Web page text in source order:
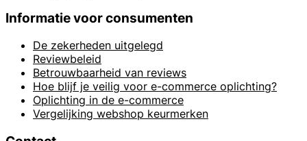
Informatie voor consumenten
De zekerheden uitgelegd
Reviewbeleid
Betrouwbaarheid van reviews
Hoe blijf je veilig voor e-commerce oplichting?
Oplichting in de e-commerce
Vergelijking webshop keurmerken